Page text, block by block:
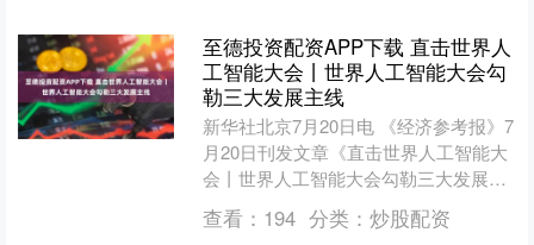
至德投资配资APP下载 直击世界人
工智能大会丨世界人工智能大会勾
勒三大发展主线
新华社北京7月20日电 《经济参考报》7
月20日刊发文章《直击世界人工智能大
会丨世界人工智能大会勾勒三大发展主
线》。文章称，千余家企业携3000余项
前沿成果集中....
查看： 194 分类： 炒股配资